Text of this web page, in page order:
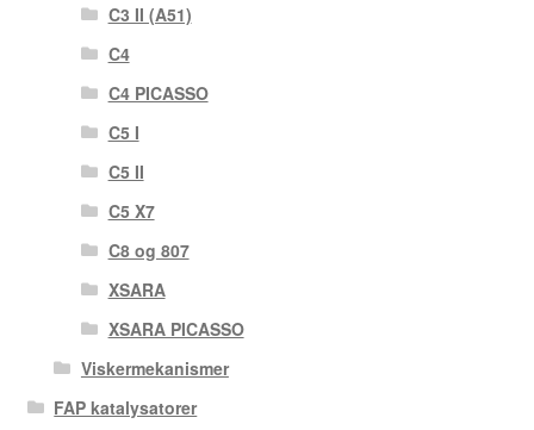
C3 II (A51)
C4
C4 PICASSO
C5 I
C5 II
C5 X7
C8 og 807
XSARA
XSARA PICASSO
Viskermekanismer
FAP katalysatorer